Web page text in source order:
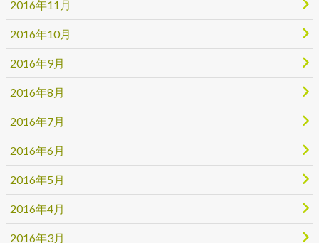
2016年11月
2016年10月
2016年9月
2016年8月
2016年7月
2016年6月
2016年5月
2016年4月
2016年3月